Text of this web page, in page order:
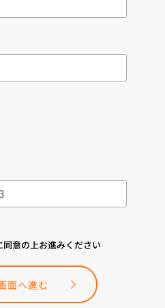
同意の上お進みください
面へ進む